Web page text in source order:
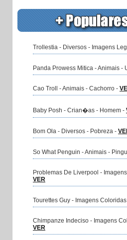
Trollestia - Diversos - Imagens
Panda Prowess Mitica - Animais -
Cao Troll - Animais - Cachorro -
Baby Posh - Crian�as - Homem -
Bom Ola - Diversos - Pobreza -
So What Penguin - Animais -
Problemas De Liverpool -
VER
Tourettes Guy - Imagens
Chimpanze Indeciso - Imagens
VER